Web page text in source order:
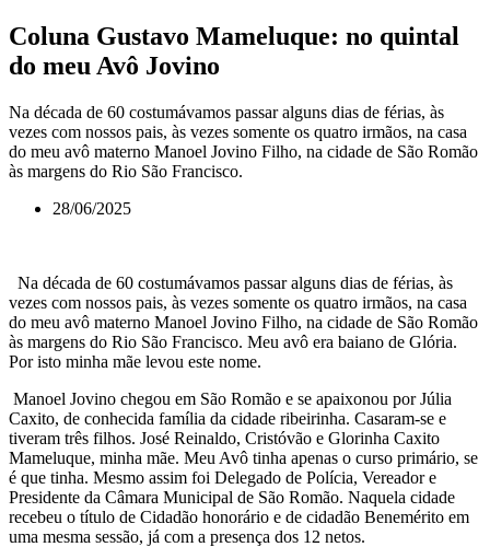
Coluna Gustavo Mameluque: no quintal
do meu Avô Jovino
Na década de 60 costumávamos passar alguns dias de férias, às
vezes com nossos pais, às vezes somente os quatro irmãos, na casa
do meu avô materno Manoel Jovino Filho, na cidade de São Romão
às margens do Rio São Francisco.
28/06/2025
Na década de 60 costumávamos passar alguns dias de férias, às
vezes com nossos pais, às vezes somente os quatro irmãos, na casa
do meu avô materno Manoel Jovino Filho, na cidade de São Romão
às margens do Rio São Francisco. Meu avô era baiano de Glória.
Por isto minha mãe levou este nome.
Manoel Jovino chegou em São Romão e se apaixonou por Júlia
Caxito, de conhecida família da cidade ribeirinha. Casaram-se e
tiveram três filhos. José Reinaldo, Cristóvão e Glorinha Caxito
Mameluque, minha mãe. Meu Avô tinha apenas o curso primário, se
é que tinha. Mesmo assim foi Delegado de Polícia, Vereador e
Presidente da Câmara Municipal de São Romão. Naquela cidade
recebeu o título de Cidadão honorário e de cidadão Benemérito em
uma mesma sessão, já com a presença dos 12 netos.